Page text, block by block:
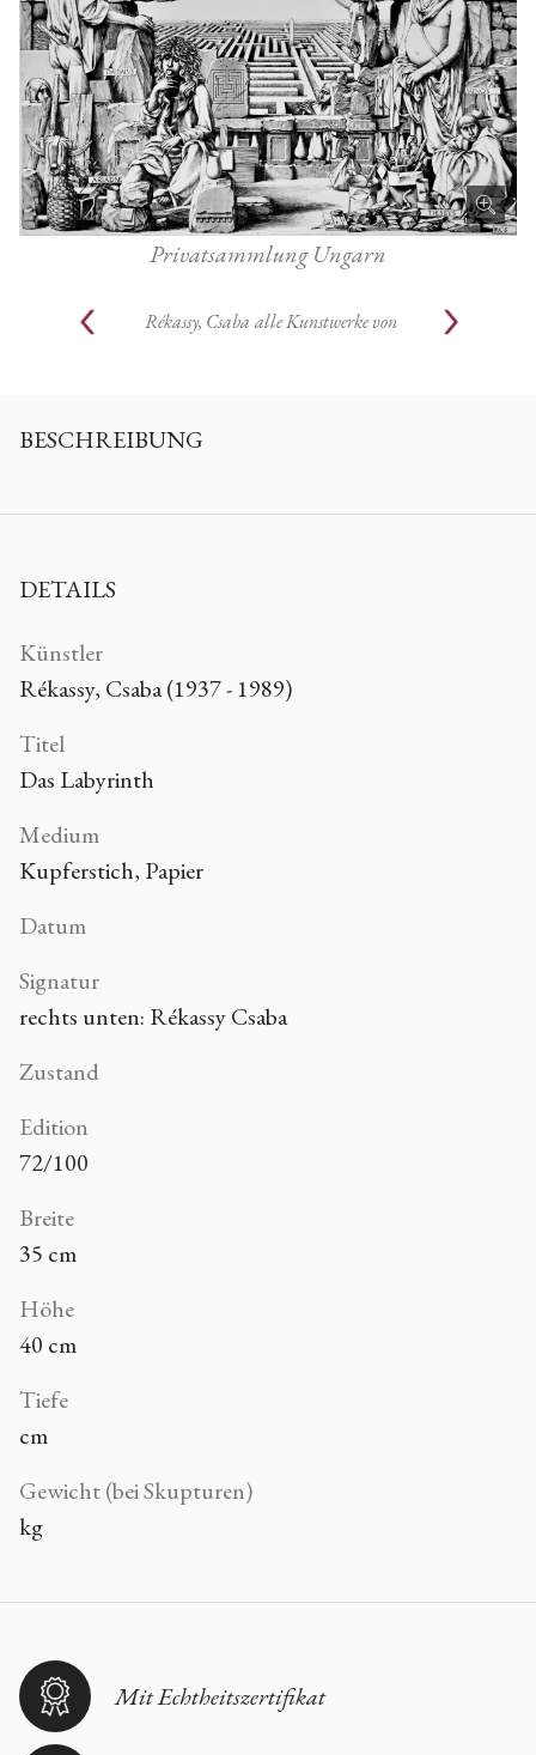
Privatsammlung Ungarn
Rékassy, Csaba alle Kunstwerke von
BESCHREIBUNG
DETAILS
Künstler
Rékassy, Csaba (1937 - 1989)
Titel
Das Labyrinth
Medium
Kupferstich, Papier
Datum
Signatur
rechts unten: Rékassy Csaba
Zustand
Edition
72/100
Breite
35 cm
Höhe
40 cm
Tiefe
cm
Gewicht (bei Skupturen)
kg
Mit Echtheitszertifikat